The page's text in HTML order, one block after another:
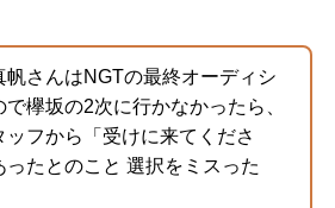
帆さんはNGTの最終オーディシ
で欅坂の2次に行かなかったら、
フから「受けに来てくださ
ったとのこと 選択をミスった